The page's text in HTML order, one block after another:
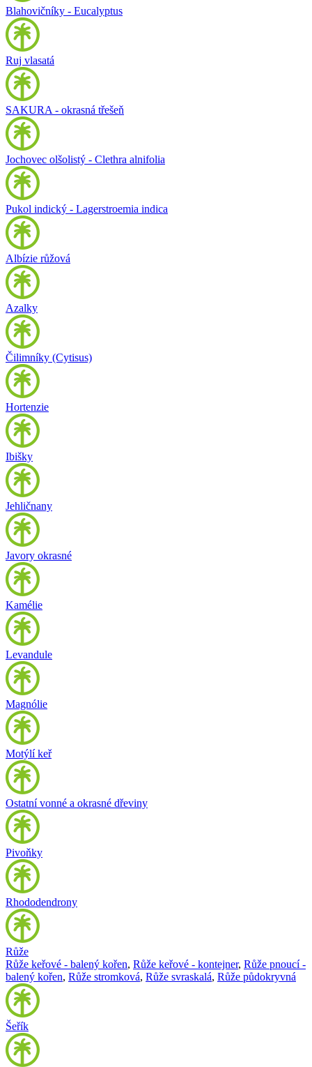
Blahovičníky - Eucalyptus
Ruj vlasatá
SAKURA - okrasná třešeň
Jochovec olšolistý - Clethra alnifolia
Pukol indický - Lagerstroemia indica
Albízie růžová
Azalky
Čilimníky (Cytisus)
Hortenzie
Ibišky
Jehličnany
Javory okrasné
Kamélie
Levandule
Magnólie
Motýlí keř
Ostatní vonné a okrasné dřeviny
Pivoňky
Rhododendrony
Růže
Růže keřové - balený kořen, Růže keřové - kontejner, Růže pnoucí -
balený kořen, Růže stromková, Růže svraskalá, Růže půdokryvná
Šeřík